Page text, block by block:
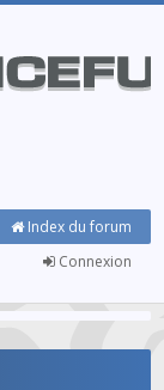
Index du forum
Connexion